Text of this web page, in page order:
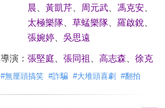
晨
黃凱芹、 周元武、 馮克安、
太極樂隊、 草蜢樂隊、 羅啟銳
張婉婷、 吳思遠
導演： 張堅庭 張同祖 高志森 徐克
#無厘頭搞笑 #詐騙 #大堆頭喜劇 #翻拍